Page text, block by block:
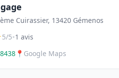
Cuirassier, 13420 Gémenos
5/5•1 avis
📍 Google Maps